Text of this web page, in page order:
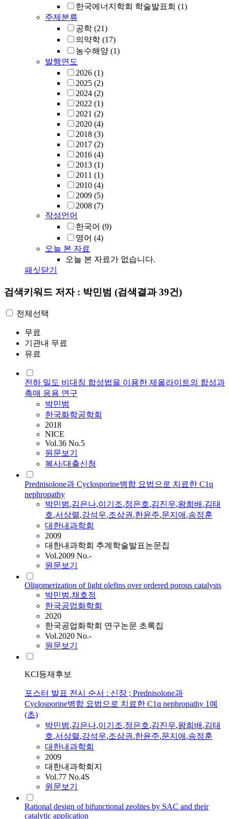
한국에너지학회 학술발표회 (1)
주제분류
공학 (21)
의약학 (17)
농수해양 (1)
발행연도
2026 (1)
2025 (2)
2024 (2)
2022 (1)
2021 (2)
2020 (4)
2018 (3)
2017 (2)
2016 (4)
2013 (1)
2011 (1)
2010 (4)
2009 (5)
2008 (7)
작성언어
한국어 (9)
영어 (4)
오늘 본 자료
오늘 본 자료가 없습니다.
패싯닫기
검색키워드 저자 : 박민범 (검색결과 39건)
전체선택
무료
기관내 무료
유료
전하 밀도 비대칭 합성법을 이용한 제올라이트의 합성과
촉매 응용 연구
박민범
한국화학공학회
2018
NICE
Vol.36 No.5
원문보기
복사/대출신청
Prednisolone과 Cyclosporine병합 요법으로 치료한 C1q
nephropathy
박민범,김은나,이기조,정은호,김진우,왕희배 ,김태
호,서상렬,강석우,조삼권,한윤주,문지애 ,송정훈
대한내과학회
2009
대한내과학회 추계학술발표논문집
Vol.2009 No.-
원문보기
Oligomerization of light olefins over ordered porous catalysts
박민범,채호정
한국공업화학회
2020
한국공업화학회 연구논문 초록집
Vol.2020 No.-
원문보기
KCI등재후보
포스터 발표 전시 순서 : 신장 ; Prednisolone과
Cyclosporine병합 요법으로 치료한 C1q nephropathy 1예
(초)
박민범,김은나,이기조,정은호,김진우,왕희배 ,김태
호,서상렬,강석우,조삼권,한윤주,문지애 ,송정훈
대한내과학회
2009
대한내과학회지
Vol.77 No.4S
원문보기
Rational design of bifunctional zeolites by SAC and their
catalytic application